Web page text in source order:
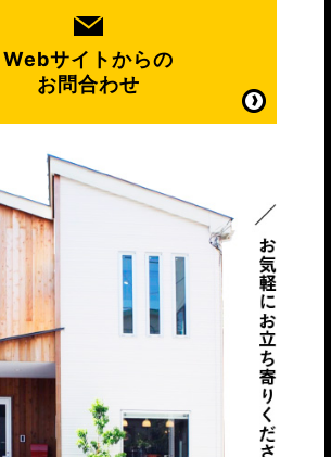
Webサイトからの
お問合わせ